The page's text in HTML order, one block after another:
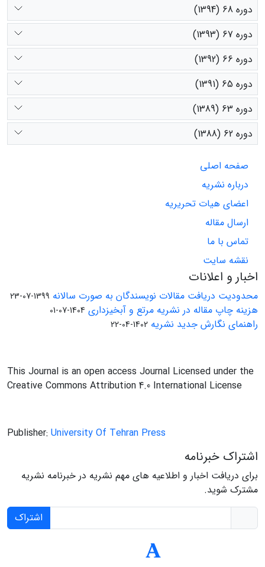
دوره 68 (1394)
دوره 67 (1393)
دوره 66 (1392)
دوره 65 (1391)
دوره 63 (1389)
دوره 62 (1388)
صفحه اصلی
درباره نشریه
اعضای هیات تحریریه
ارسال مقاله
تماس با ما
نقشه سایت
اخبار و اعلانات
محدودیت دریافت مقالات نویسندگان به صورت سالانه 1399-07-23
هزینه چاپ مقاله در نشریه مرتع و آبخیزداری 1404-07-01
راهنمای نگارش جدید نشریه 1402-04-22
This Journal is an open access Journal Licensed under the
Creative Commons Attribution 4.0 International License
Publisher: University Of Tehran Press
اشتراک خبرنامه
برای دریافت اخبار و اطلاعیه های مهم نشریه در خبرنامه نشریه
مشترک شوید.
اشتراک